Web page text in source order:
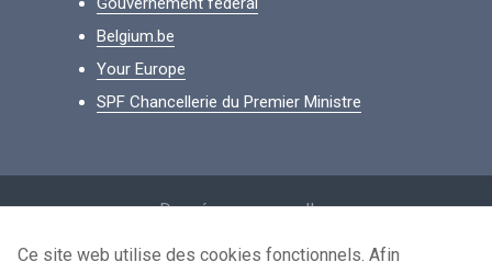
Belgium.be
Your Europe
SPF Chancellerie du Premier Ministre
Données personnelles
Conditions de réutilisation
Ce site web utilise des cookies fonctionnels. Afin